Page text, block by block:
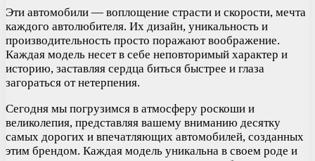
Эти автомобили — воплощение страсти и скорости, мечта
каждого автолюбителя. Их дизайн, уникальность и
производительность просто поражают воображение.
Каждая модель несет в себе неповторимый характер и
историю, заставляя сердца биться быстрее и глаза
загораться от нетерпения.
Сегодня мы погрузимся в атмосферу роскоши и
великолепия, представляя вашему вниманию десятку
самых дорогих и впечатляющих автомобилей, созданных
этим брендом. Каждая модель уникальна в своем роде и